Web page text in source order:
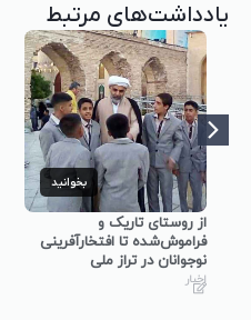
یادداشت‌های مرتبط
بخوانید
از روستای تاریک و
فراموش‌شده تا افتخارآفرینی
نوجوانان در تراز ملی
اخبار